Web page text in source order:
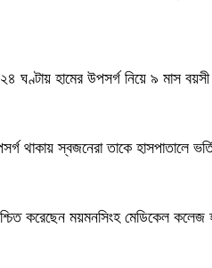
ঘণ্টায় হামের উপসর্গ নিয়ে ৯ মাস
থাকায় স্বজনেরা তাকে হাসপাতালে
করেছেন ময়মনসিংহ মেডিকেল কলেজ